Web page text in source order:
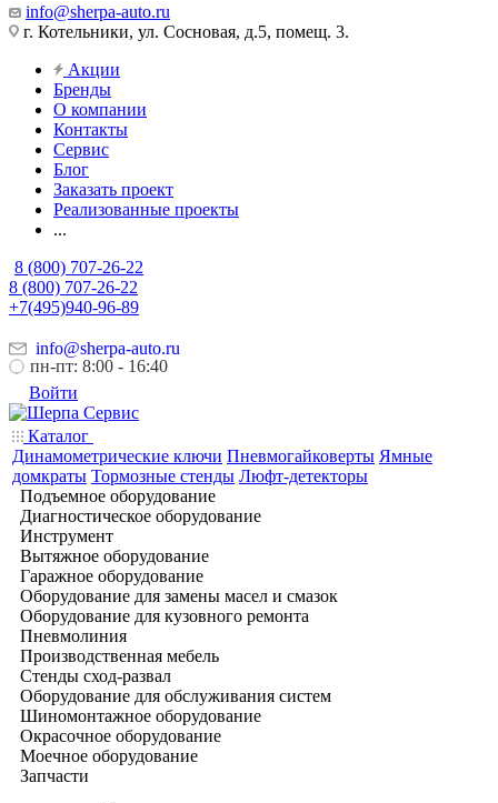
info@sherpa-auto.ru
г. Котельники, ул. Сосновая, д.5, помещ. 3.
Акции
Бренды
О компании
Контакты
Сервис
Блог
Заказать проект
Реализованные проекты
...
8 (800) 707-26-22
8 (800) 707-26-22
+7(495)940-96-89
info@sherpa-auto.ru
пн-пт: 8:00 - 16:40
Войти
Каталог
Динамометрические ключи Пневмогайковерты Ямные
домкраты Тормозные стенды Люфт-детекторы
Подъемное оборудование
Диагностическое оборудование
Инструмент
Вытяжное оборудование
Гаражное оборудование
Оборудование для замены масел и смазок
Оборудование для кузовного ремонта
Пневмолиния
Производственная мебель
Стенды сход-развал
Оборудование для обслуживания систем
Шиномонтажное оборудование
Окрасочное оборудование
Моечное оборудование
Запчасти